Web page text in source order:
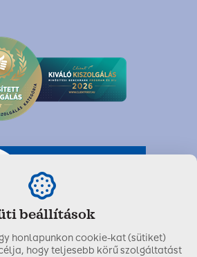
beállítások
honlapunkon cookie-kat (sütiket)
hogy teljesebb körű szolgáltatást